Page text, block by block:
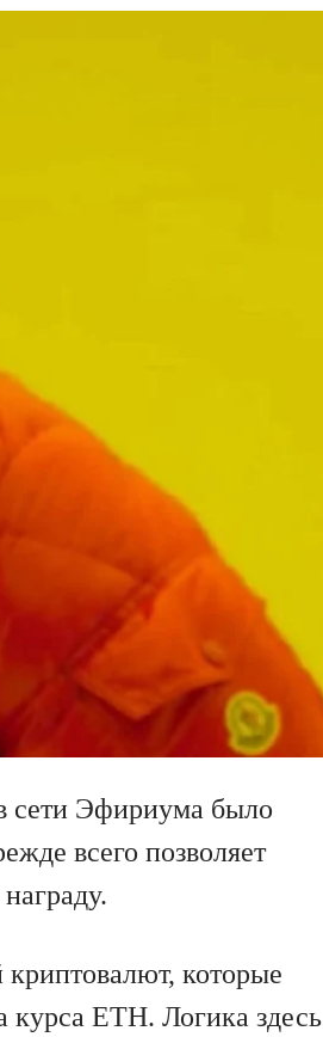
сети Эфириума было
всего позволяет
которые
курса ETH. Логика здесь